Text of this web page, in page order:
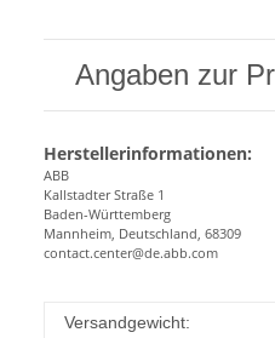
Angaben zur
Herstellerinformationen:
ABB
Kallstadter Straße 1
Baden-Württemberg
Mannheim, Deutschland, 68309
contact.center@de.abb.com
Versandgewicht: